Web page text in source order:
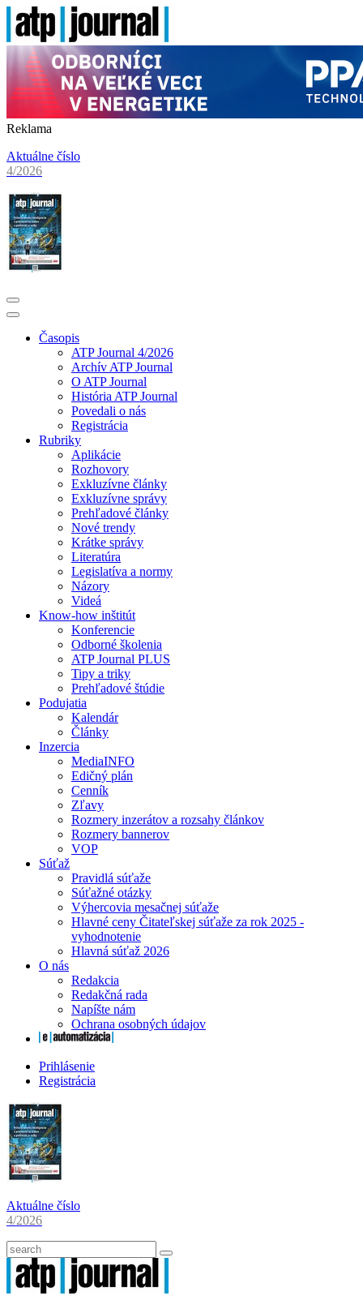
Reklama
Aktuálne číslo
4/2026
Časopis
ATP Journal 4/2026
Archív ATP Journal
O ATP Journal
História ATP Journal
Povedali o nás
Registrácia
Rubriky
Aplikácie
Rozhovory
Exkluzívne články
Exkluzívne správy
Prehľadové články
Nové trendy
Krátke správy
Literatúra
Legislatíva a normy
Názory
Videá
Know-how inštitút
Konferencie
Odborné školenia
ATP Journal PLUS
Tipy a triky
Prehľadové štúdie
Podujatia
Kalendár
Články
Inzercia
MediaINFO
Edičný plán
Cenník
Zľavy
Rozmery inzerátov a rozsahy článkov
Rozmery bannerov
VOP
Súťaž
Pravidlá súťaže
Súťažné otázky
Výhercovia mesačnej súťaže
Hlavné ceny Čitateľskej súťaže za rok 2025 -
vyhodnotenie
Hlavná súťaž 2026
O nás
Redakcia
Redakčná rada
Napíšte nám
Ochrana osobných údajov
Prihlásenie
Registrácia
Aktuálne číslo
4/2026